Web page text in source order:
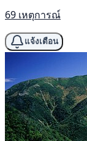
69 เหตุการณ์
แจ้งเตือน